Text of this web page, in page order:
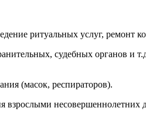
ритуальных услуг, ремонт
судебных органов и
(масок, респираторов).
взрослыми